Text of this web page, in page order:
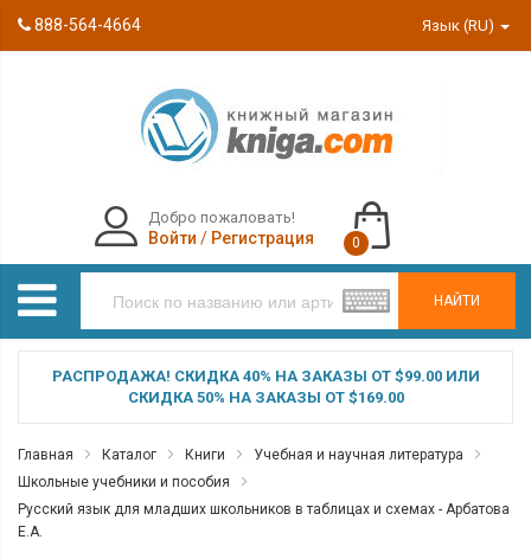
888-564-4664 Язык (RU)
НАЙТИ
Добро пожаловать!
Войти / Регистрация 0
РАСПРОДАЖА! СКИДКА 40% НА ЗАКАЗЫ ОТ $99.00 ИЛИ
СКИДКА 50% НА ЗАКАЗЫ ОТ $169.00
Главная Каталог Книги
Учебная и научная литература
Школьные учебники и пособия
Русский язык для младших школьников в таблицах и схемах - Арбатова
Е.А.